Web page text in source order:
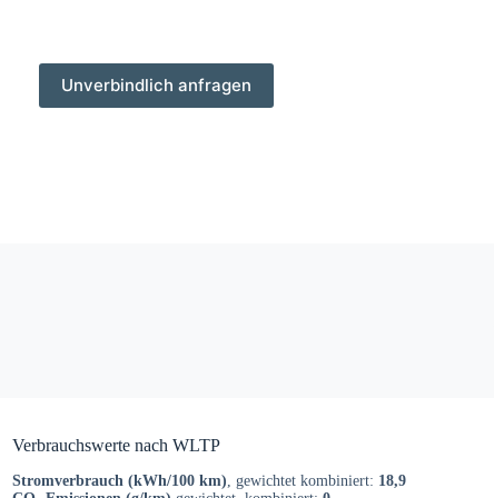
Unverbindlich anfragen
Verbrauchswerte nach WLTP
Stromverbrauch (kWh/100 km), gewichtet kombiniert: 18,9